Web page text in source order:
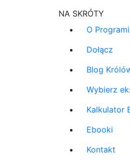
NA SKRÓTY
O
Dołącz
Blog
Wybierz
Kalkulator
Ebooki
Kontakt